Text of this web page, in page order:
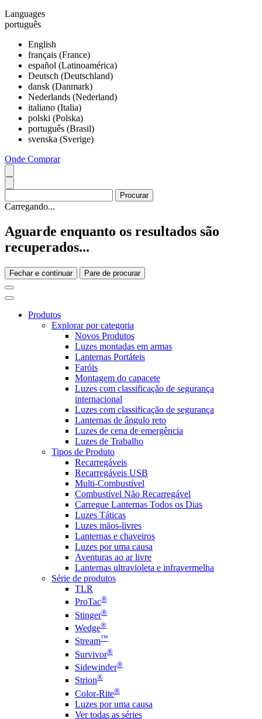
Languages
português
English
français (France)
español (Latinoamérica)
Deutsch (Deutschland)
dansk (Danmark)
Nederlands (Nederland)
italiano (Italia)
polski (Polska)
português (Brasil)
svenska (Sverige)
Onde Comprar
Carregando...
Aguarde enquanto os resultados são
recuperados...
Fechar e continuar Pare de procurar
Produtos
Explorar por categoria
Novos Produtos
Luzes montadas em armas
Lanternas Portáteis
Faróis
Montagem do capacete
Luzes com classificação de segurança
internacional
Luzes com classificação de segurança
Lanternas de ângulo reto
Luzes de cena de emergência
Luzes de Trabalho
Tipos de Produto
Recarregáveis
Recarregáveis USB
Multi-Combustível
Combustível Não Recarregável
Carregue Lanternas Todos os Dias
Luzes Táticas
Luzes mãos-livres
Lanternas e chaveiros
Luzes por uma causa
Aventuras ao ar livre
Lanternas ultravioleta e infravermelha
Série de produtos
TLR
ProTac®
Stinger®
Wedge®
Stream™
Survivor®
Sidewinder®
Strion®
Color-Rite®
Luzes por uma causa
Ver todas as séries